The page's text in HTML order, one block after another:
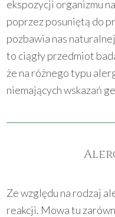
ekspozycji organizmu
poprzez posuniętą do
pozbawia nas
to ciągły przedmiot
że na różnego typu
niemających wskazań
Ze względu na rodzaj
reakcji. Mowa tu